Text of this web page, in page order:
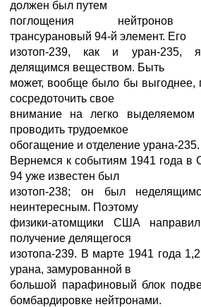
должен был путем
поглощения нейтронов
трансурановый 94-й элемент. Его
изотоп-239, как и уран-235,
делящимся веществом. Быть
может, вообще было бы выгоднее,
сосредоточить свое
внимание на легко
проводить трудоемкое
обогащение и отделение урана-235.
Вернемся к событиям 1941 года
94 уже известен был
изотоп-238; он был
неинтересным. Поэтому
физики-атомщики США
получение делящегося
изотопа-239. В марте 1941 года
урана, замурованной в
большой парафиновый блок
бомбардировке нейтронами.